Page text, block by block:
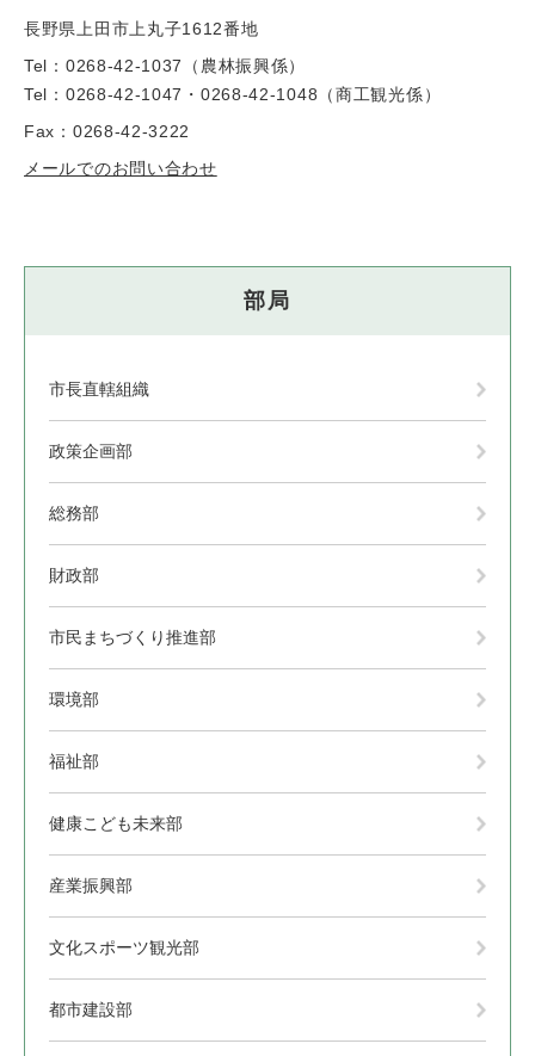
長野県上田市上丸子1612番地
Tel：0268-42-1037
（ 農林振興係）
Tel：0268-42-1047・0268-42-1048 （商工観光係）
Fax：0268-42-3222
メールでのお問い合わせ
部局
市長直轄組織
政策企画部
総務部
財政部
市民まちづくり推進部
環境部
福祉部
健康こども未来部
産業振興部
文化スポーツ観光部
都市建設部